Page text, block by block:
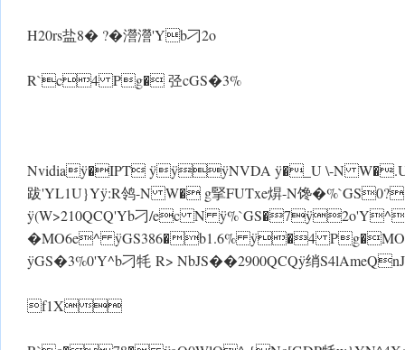
H20rs盐8� ?�瀯瀯'Yb刁2o
R`c4 Pg� 弪cGS�3%
Nvidiaÿ�IPT ÿÿÿNVDA ÿ�_U \-N
跋'YL1U}Y ÿ:R鸰-N W� g掔FUTxe焺-N馋
ÿ(W>210QCQ'Yb刁/ec N
�MO6e^ ÿGS386�b1.6% ÿ�4 Pg�MOÿ
ÿGS�3%0'Y^b刁牦 R> NbJS��2900QCQ ÿ绡
f1X